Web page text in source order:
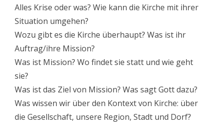
Alles Krise oder was? Wie kann die Kirche mit ihrer
Situation umgehen?
Wozu gibt es die Kirche überhaupt? Was ist ihr
Auftrag/ihre Mission?
Was ist Mission? Wo findet sie statt und wie geht
sie?
Was ist das Ziel von Mission? Was sagt Gott dazu?
Was wissen wir über den Kontext von Kirche: über
die Gesellschaft, unsere Region, Stadt und Dorf?